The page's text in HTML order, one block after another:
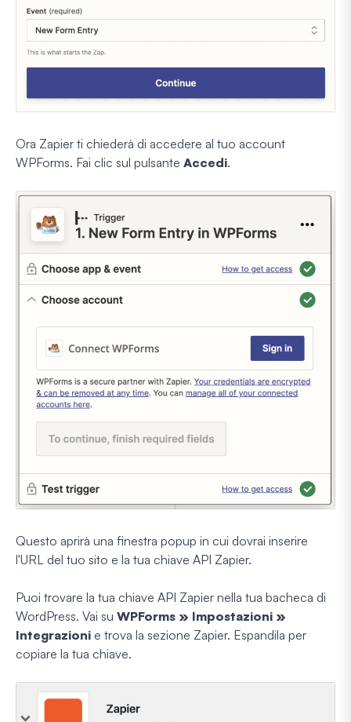
Ora Zapier ti chiederà di accedere al tuo account
WPForms. Fai clic sul pulsante Accedi.
Questo aprirà una finestra popup in cui dovrai inserire
l'URL del tuo sito e la tua chiave API Zapier.
Puoi trovare la tua chiave API Zapier nella tua bacheca di
WordPress. Vai su WPForms » Impostazioni »
Integrazioni e trova la sezione Zapier. Espandila per
copiare la tua chiave.